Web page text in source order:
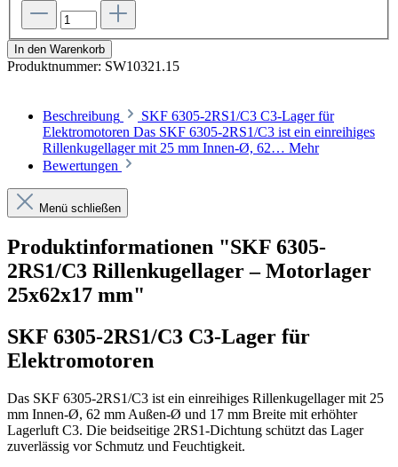
In den Warenkorb
Produktnummer: SW10321.15
Beschreibung
SKF 6305-2RS1/C3 C3-Lager für
Elektromotoren Das SKF 6305-2RS1/C3 ist ein einreihiges
Rillenkugellager mit 25 mm Innen-Ø, 62… Mehr
Bewertungen
Menü schließen
Produktinformationen "SKF 6305-
2RS1/C3 Rillenkugellager – Motorlager
25x62x17 mm"
SKF 6305-2RS1/C3 C3-Lager für
Elektromotoren
Das SKF 6305-2RS1/C3 ist ein einreihiges Rillenkugellager mit 25
mm Innen-Ø, 62 mm Außen-Ø und 17 mm Breite mit erhöhter
Lagerluft C3. Die beidseitige 2RS1-Dichtung schützt das Lager
zuverlässig vor Schmutz und Feuchtigkeit.